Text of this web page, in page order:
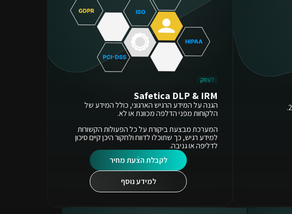
לעסק
Safetica DLP & IRM
הגנה על המידע הרגיש הארגוני, כולל המידע של
הלקוחות מפני הדלפה מכוונת או לא.
המערכת מבצעת ביקורת על כל הפעולות הקשורות
למידע רגיש, כך שתוכלו לדווח ולחקור היכן קיים סיכון
לדליפה או גניבה.
לקבלת הצעת מחיר
למידע נוסף